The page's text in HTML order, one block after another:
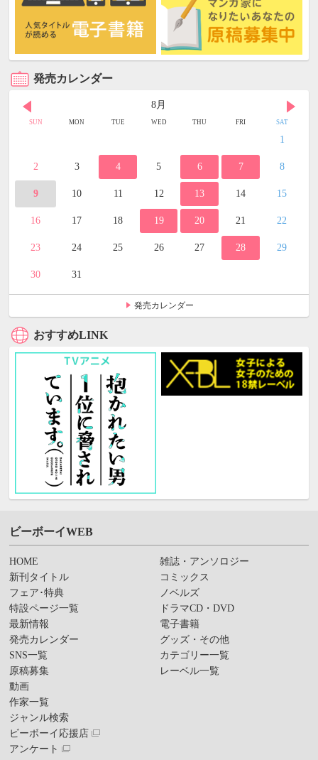
発売カレンダー
8月
SUN MON TUE WED THU FRI SAT
1
2 3 4 5 6 7 8
9 10 11 12 13 14 15
16 17 18 19 20 21 22
23 24 25 26 27 28 29
30 31
発売カレンダー
おすすめLINK
ビーボーイWEB
HOME
新刊タイトル
フェア･特典
特設ページ一覧
最新情報
発売カレンダー
SNS一覧
原稿募集
動画
作家一覧
ジャンル検索
ビーボーイ応援店
アンケート
雑誌・アンソロジー
コミックス
ノベルズ
ドラマCD・DVD
電子書籍
グッズ・その他
カテゴリー一覧
レーベル一覧